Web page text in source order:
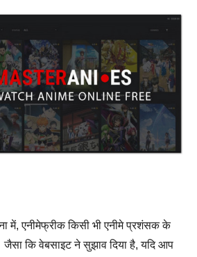
में, एनीमेफ्रीक किसी भी एनीमे प्रशंसक के
कि वेबसाइट ने सुझाव दिया है, यदि आप